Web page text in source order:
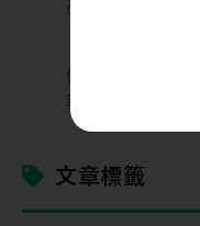
高雄健身房推薦
健身房消防措施
築法規！
文章標籤